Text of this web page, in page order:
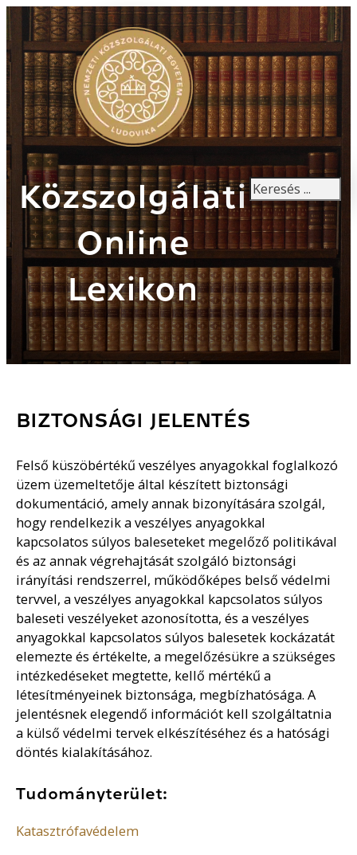
Közszolgálati
Online
Lexikon
Keresés
BIZTONSÁGI JELENTÉS
Felső küszöbértékű veszélyes anyagokkal foglalkozó
üzem üzemeltetője által készített biztonsági
dokumentáció, amely annak bizonyítására szolgál,
hogy rendelkezik a veszélyes anyagokkal
kapcsolatos súlyos baleseteket megelőző politikával
és az annak végrehajtását szolgáló biztonsági
irányítási rendszerrel, működőképes belső védelmi
tervvel, a veszélyes anyagokkal kapcsolatos súlyos
baleseti veszélyeket azonosította, és a veszélyes
anyagokkal kapcsolatos súlyos balesetek kockázatát
elemezte és értékelte, a megelőzésükre a szükséges
intézkedéseket megtette, kellő mértékű a
létesítményeinek biztonsága, megbízhatósága. A
jelentésnek elegendő információt kell szolgáltatnia
a külső védelmi tervek elkészítéséhez és a hatósági
döntés kialakításához.
Tudományterület:
Katasztrófavédelem